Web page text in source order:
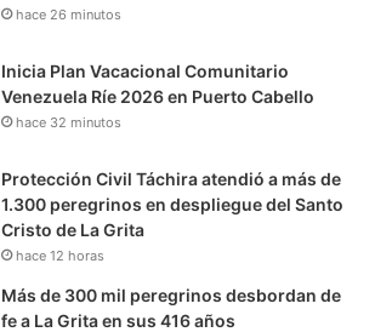
hace 26 minutos
Inicia Plan Vacacional Comunitario
Venezuela Ríe 2026 en Puerto Cabello
hace 32 minutos
Protección Civil Táchira atendió a más de
1.300 peregrinos en despliegue del Santo
Cristo de La Grita
hace 12 horas
Más de 300 mil peregrinos desbordan de
fe a La Grita en sus 416 años